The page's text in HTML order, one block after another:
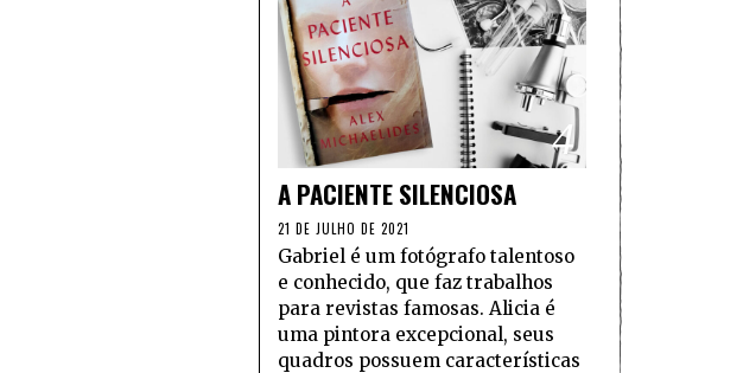
4
A PACIENTE SILENCIOSA
21 DE JULHO DE 2021
Gabriel é um fotógrafo talentoso
e conhecido, que faz trabalhos
para revistas famosas. Alicia é
uma pintora excepcional, seus
quadros possuem características